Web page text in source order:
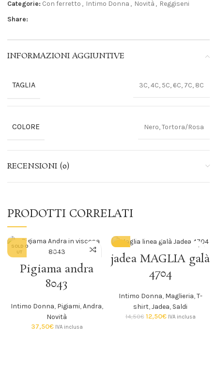
Categorie: Con ferretto , Intimo Donna , Novità , Reggiseni
Share:
INFORMAZIONI AGGIUNTIVE
TAGLIA 3C, 4C, 5C, 6C, 7C, 8C
COLORE Nero, Tortora/Rosa
RECENSIONI (0)
PRODOTTI CORRELATI
SOLD O
UT
Pigiama andra
8043
Intimo Donna, Pigiami,Andra,
Novità
37,50€ IVA inclusa
-14%
jadea MAGLIA galà
4704
Intimo Donna, Maglieria,T-
shirt,Jadea, Saldi
14,50€ 12,50€ IVA inclusa